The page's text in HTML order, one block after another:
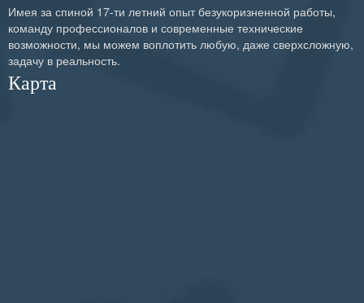
Имея за спиной 17-ти летний опыт безукоризненной работы,
команду профессионалов и современные технические
возможности, мы можем воплотить любую, даже сверхсложную,
задачу в реальность.
Карта